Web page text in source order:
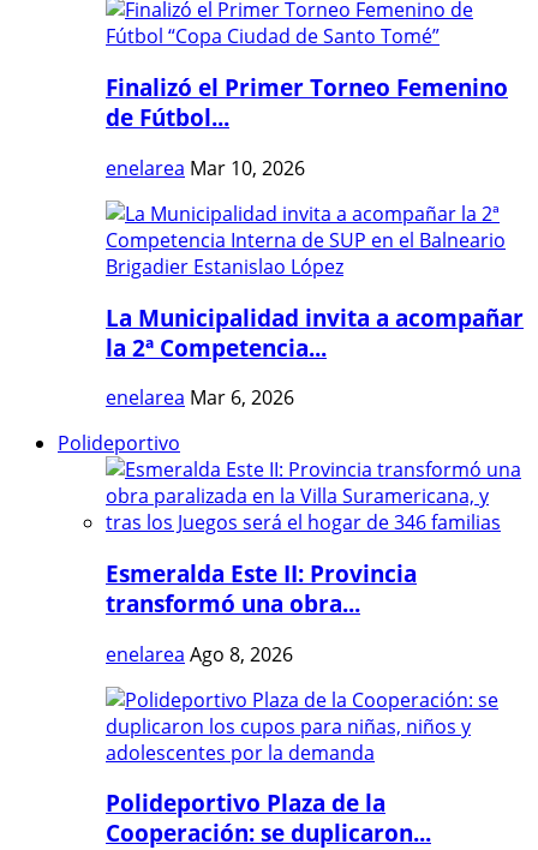
Finalizó el Primer Torneo Femenino
de Fútbol...
enelarea Mar 10, 2026
La Municipalidad invita a acompañar
la 2ª Competencia...
enelarea Mar 6, 2026
Polideportivo
Esmeralda Este II: Provincia
transformó una obra...
enelarea Ago 8, 2026
Polideportivo Plaza de la
Cooperación: se duplicaron...